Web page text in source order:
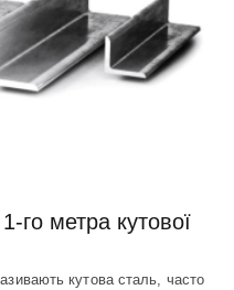
го метра кутової
кутова сталь, часто